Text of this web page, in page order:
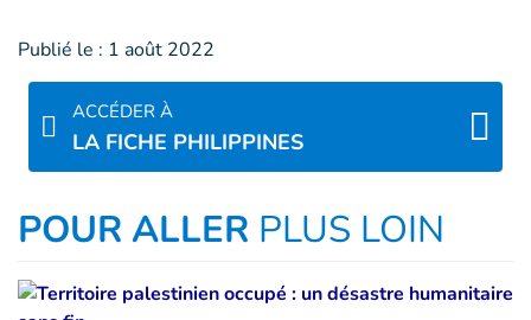
Publié le : 1 août 2022
ACCÉDER À
LA FICHE PHILIPPINES
POUR ALLER PLUS LOIN